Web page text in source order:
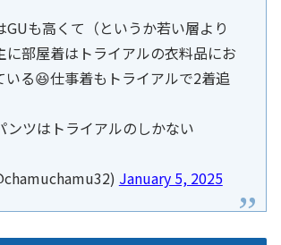
GUも高くて（というか若い層より
に部屋着はトライアルの衣料品にお
いる😆仕事着もトライアルで2着追
ンツはトライアルのしかない
January 5, 2025